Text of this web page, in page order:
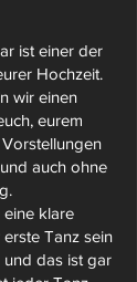
ist einer der
Hochzeit.
wir einen
eurem
auch ohne
eine klare
Tanz sein
und das ist gar